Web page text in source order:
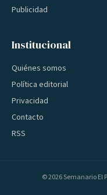
Publicidad
Institucional
Quiénes somos
Política editorial
Privacidad
Contacto
RSS
©2026Semanario El